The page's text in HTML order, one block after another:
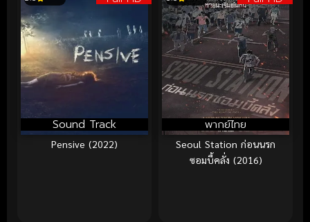
Sound Track
Pensive (2022)
พากย์ไทย
Seoul Station ก่อนนรก
ซอมบี้คลั่ง (2016)